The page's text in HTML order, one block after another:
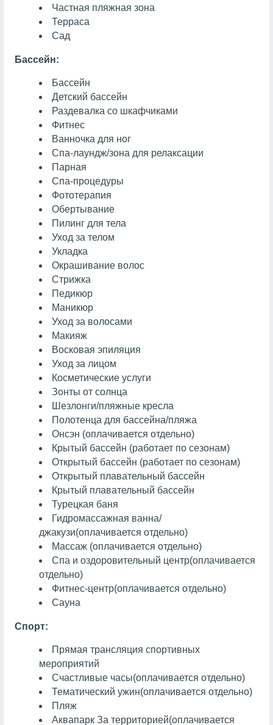
Частная пляжная зона
Терраса
Сад
Бассейн:
Бассейн
Детский бассейн
Раздевалка со шкафчиками
Фитнес
Ванночка для ног
Спа-лаундж/зона для релаксации
Парная
Спа-процедуры
Фототерапия
Обертывание
Пилинг для тела
Уход за телом
Укладка
Окрашивание волос
Стрижка
Педикюр
Маникюр
Уход за волосами
Макияж
Восковая эпиляция
Уход за лицом
Косметические услуги
Зонты от солнца
Шезлонги/пляжные кресла
Полотенца для бассейна/пляжа
Онсэн (оплачивается отдельно)
Крытый бассейн (работает по сезонам)
Открытый бассейн (работает по сезонам)
Открытый плавательный бассейн
Крытый плавательный бассейн
Турецкая баня
Гидромассажная ванна/
джакузи(оплачивается отдельно)
Массаж (оплачивается отдельно)
Спа и оздоровительный центр(оплачивается
отдельно)
Фитнес-центр(оплачивается отдельно)
Сауна
Спорт:
Прямая трансляция спортивных
мероприятий
Счастливые часы(оплачивается отдельно)
Тематический ужин(оплачивается отдельно)
Пляж
АквапаркЗа территорией(оплачивается